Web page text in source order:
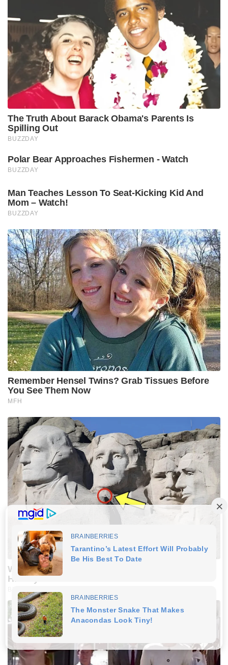
The Truth About Barack Obama's Parents Is
Spilling Out
BUZZDAY
Polar Bear Approaches Fishermen - Watch
BUZZDAY
Man Teaches Lesson To Seat-Kicking Kid And
Mom – Watch!
BUZZDAY
Remember Hensel Twins? Grab Tissues Before
You See Them Now
MFH
What Engineers Found At Rushmore Changes
History